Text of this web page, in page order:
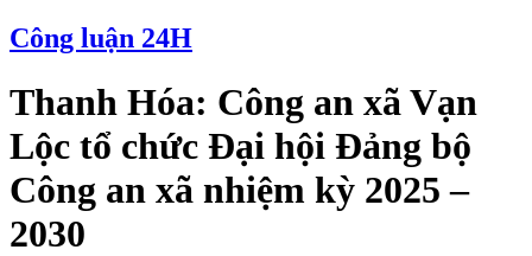
Công luận 24H
Thanh Hóa: Công an xã Vạn
Lộc tổ chức Đại hội Đảng bộ
Công an xã nhiệm kỳ 2025 –
2030